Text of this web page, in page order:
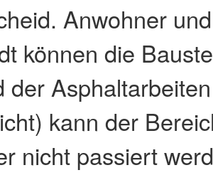
Anwohner
können die
der
kann der
nicht passiert